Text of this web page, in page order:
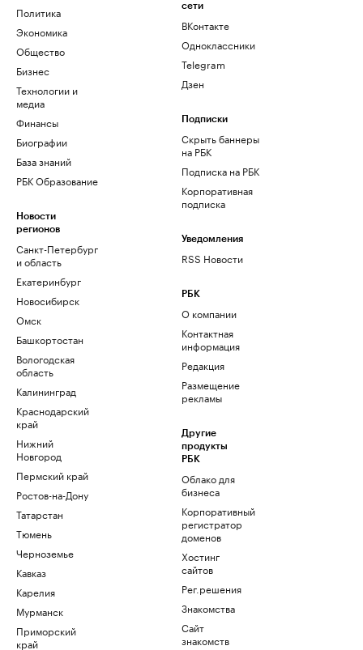
Политика
Экономика
Общество
Бизнес
Технологии и
медиа
Финансы
Биографии
База знаний
РБК Образование
Новости
регионов
Санкт-Петербург
и область
Екатеринбург
Новосибирск
Омск
Башкортостан
Вологодская
область
Калининград
Краснодарский
край
Нижний
Новгород
Пермский край
Ростов-на-Дону
Татарстан
Тюмень
Черноземье
Кавказ
Карелия
Мурманск
Приморский
край
сети
ВКонтакте
Одноклассники
Telegram
Дзен
Подписки
Скрыть баннеры
на РБК
Подписка на РБК
Корпоративная
подписка
Уведомления
RSS Новости
РБК
О компании
Контактная
информация
Редакция
Размещение
рекламы
Другие
продукты
РБК
Облако для
бизнеса
Корпоративный
регистратор
доменов
Хостинг
сайтов
Рег.решения
Знакомства
Сайт
знакомств